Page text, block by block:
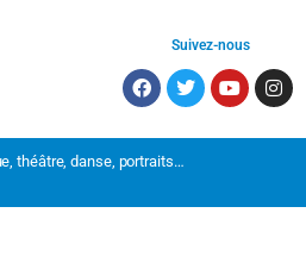
Suivez-nous
théâtre, danse, portraits…